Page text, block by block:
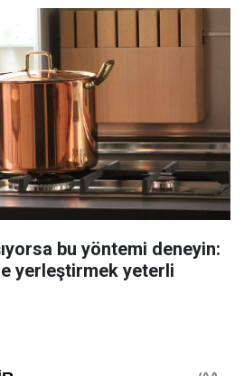
bu yöntemi deneyin:
yerleştirmek yeterli